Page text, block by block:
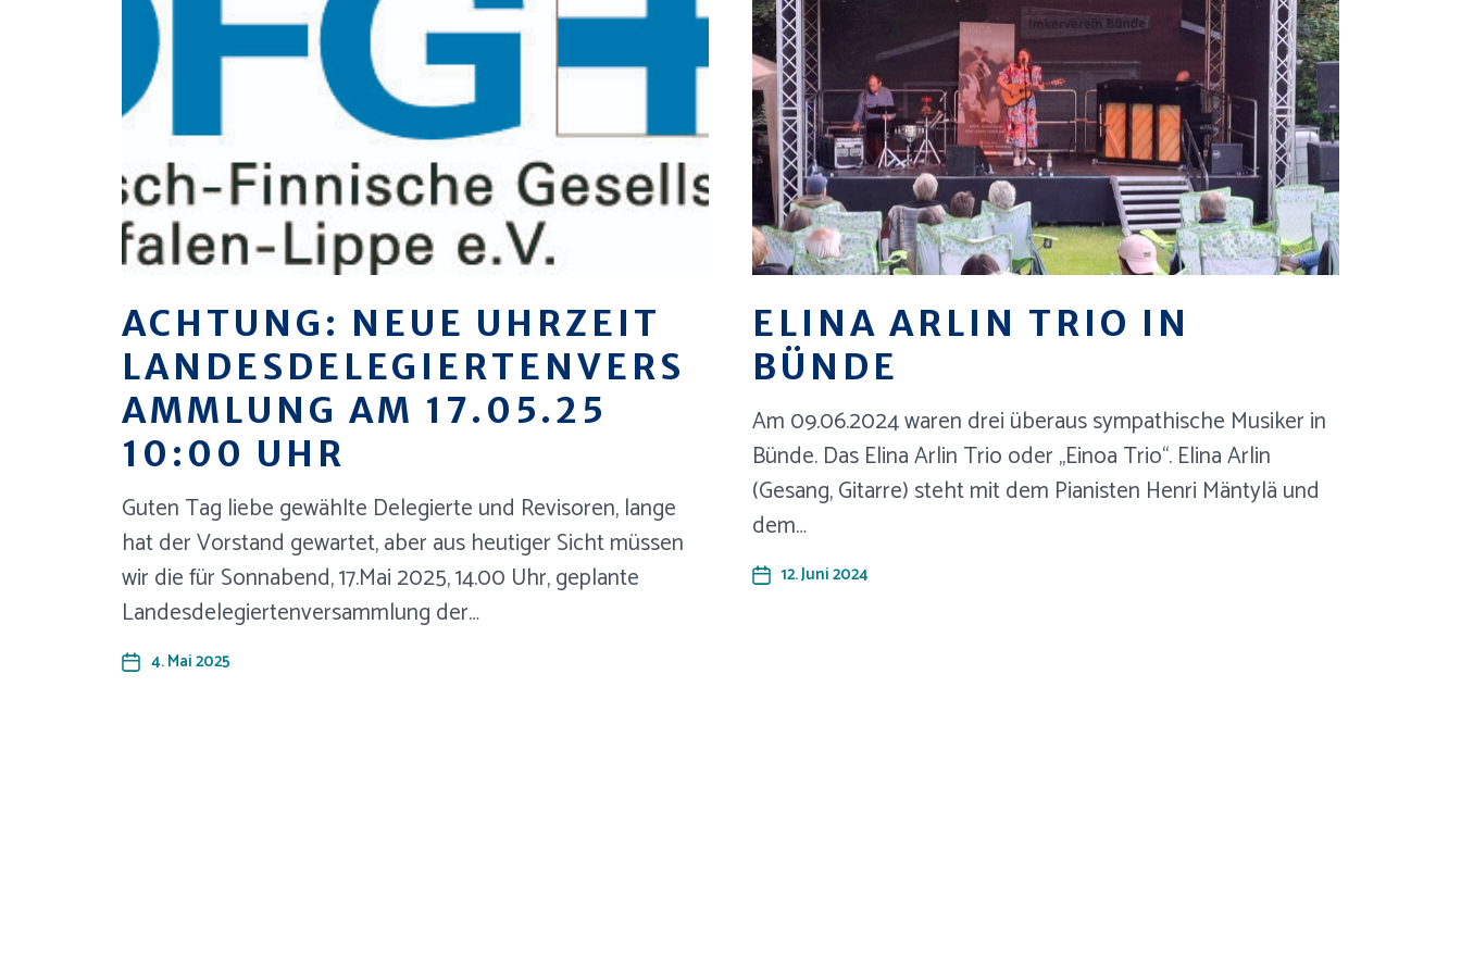
ACHTUNG: NEUE UHRZEIT
LANDESDELEGIERTENVERS
AMMLUNG AM 17.05.25
10:00 UHR
Guten Tag liebe gewählte Delegierte und Revisoren, lange
hat der Vorstand gewartet, aber aus heutiger Sicht müssen
wir die für Sonnabend, 17.Mai 2025, 14.00 Uhr, geplante
Landesdelegiertenversammlung der…
4. Mai 2025
ELINA ARLIN TRIO IN
BÜNDE
Am 09.06.2024 waren drei überaus sympathische Musiker in
Bünde. Das Elina Arlin Trio oder „Einoa Trio“. Elina Arlin
(Gesang, Gitarre) steht mit dem Pianisten Henri Mäntylä und
dem…
12. Juni 2024